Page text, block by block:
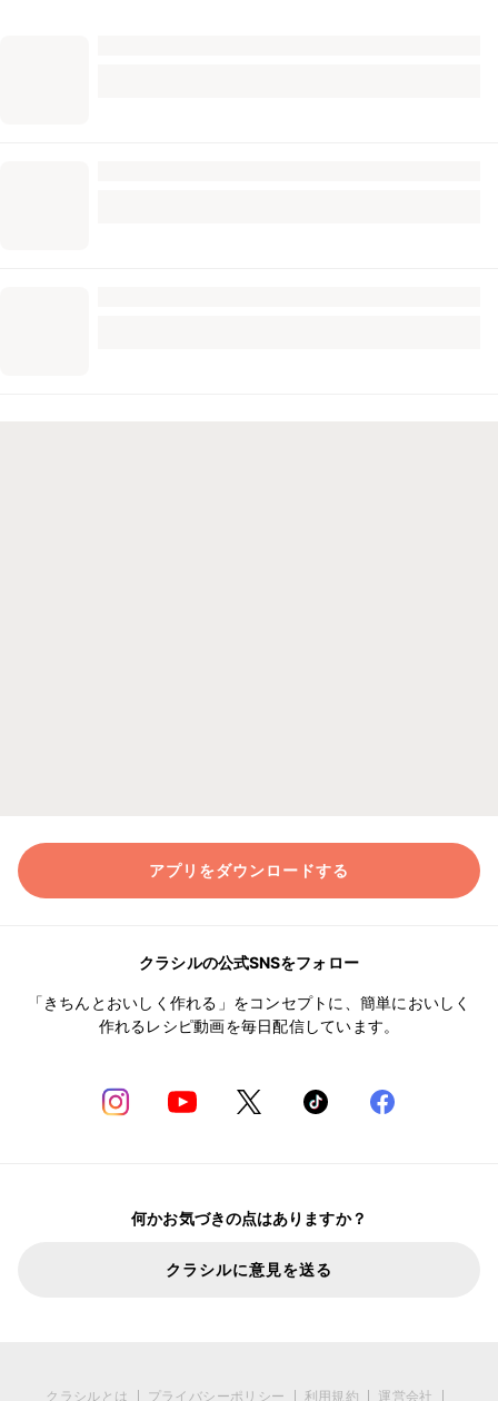
アプリをダウンロードする
クラシルの公式SNSをフォロー
「きちんとおいしく作れる」をコンセプトに、簡単においしく
作れるレシピ動画を毎日配信しています。
何かお気づきの点はありますか？
クラシルに意見を送る
クラシルとは プライバシーポリシー 利用規約 運営会社